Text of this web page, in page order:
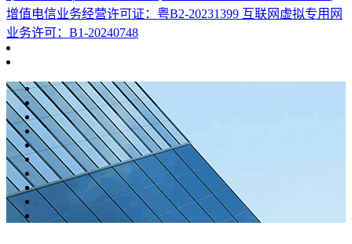
增值电信业务经营许可证：粤B2-20231399 互联网虚拟专用网
业务许可：B1-20240748